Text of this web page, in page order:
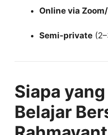
Online via
Semi-private
Siapa
Belajar